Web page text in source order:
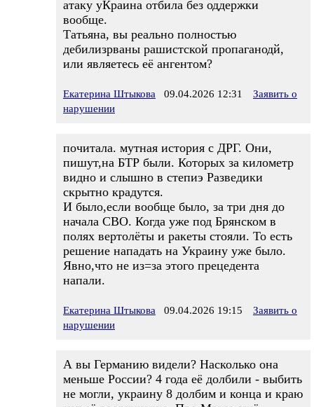
атаку уКраина отбила без оддержки
вообще.
Татьяна, вы реально полностью
дебилизрваны рашистской пропаганодй,
или являетесь её ангентом?
Екатерина Штыкова 09.04.2026 12:31
Заявить о
нарушении
почитала. мутная история с ДРГ. Они,
пишут,на БТР были. Которых за километр
видно и слышно в степиэ Разведики
скрытно крадутся.
И было,если вообще было, за три дня до
начала СВО. Когда уже под Брянском в
полях вертолёты и ракеты стояли. То есть
решение нападать на Украину уже было.
Явно,что не из=за этого прецедента
напали.
Екатерина Штыкова 09.04.2026 19:15
Заявить о
нарушении
А вы Германию видели? Насколько она
меньше России? 4 года её долбили - выбить
не могли, украину 8 долбим и конца и краю